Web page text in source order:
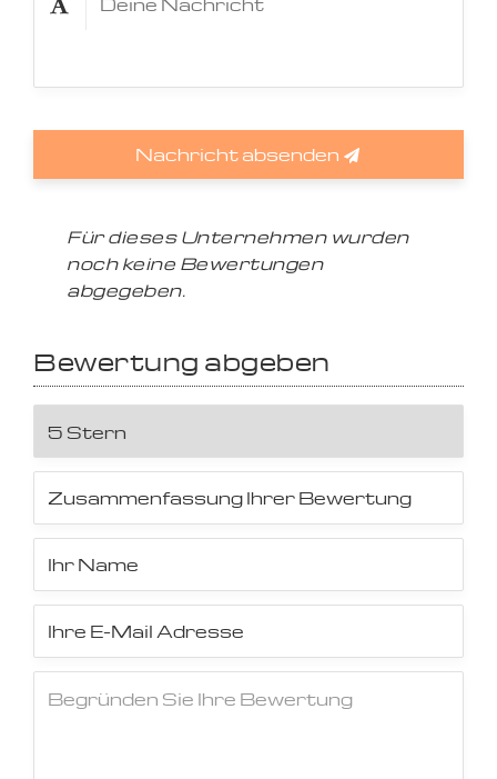
Nachricht absenden
Für dieses Unternehmen wurden
noch keine Bewertungen
abgegeben.
Bewertung abgeben